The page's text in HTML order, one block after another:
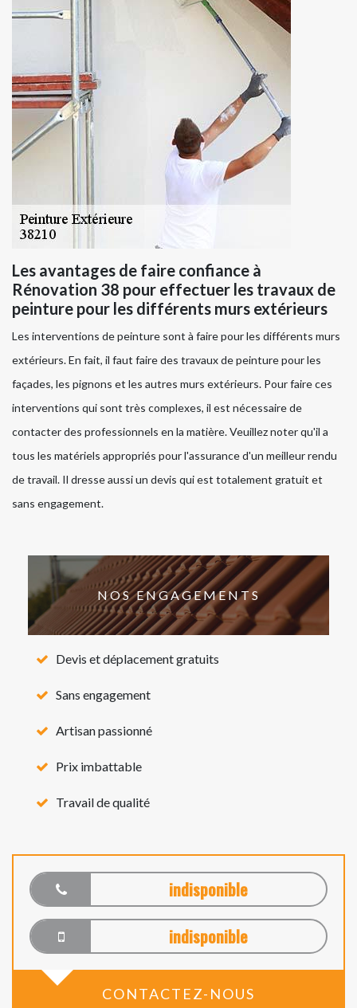
Les avantages de faire confiance à
Rénovation 38 pour effectuer les travaux de
peinture pour les différents murs extérieurs
Les interventions de peinture sont à faire pour les différents murs
extérieurs. En fait, il faut faire des travaux de peinture pour les
façades, les pignons et les autres murs extérieurs. Pour faire ces
interventions qui sont très complexes, il est nécessaire de
contacter des professionnels en la matière. Veuillez noter qu'il a
tous les matériels appropriés pour l'assurance d'un meilleur rendu
de travail. Il dresse aussi un devis qui est totalement gratuit et
sans engagement.
NOS ENGAGEMENTS
Devis et déplacement gratuits
Sans engagement
Artisan passionné
Prix imbattable
Travail de qualité
indisponible
indisponible
CONTACTEZ-NOUS